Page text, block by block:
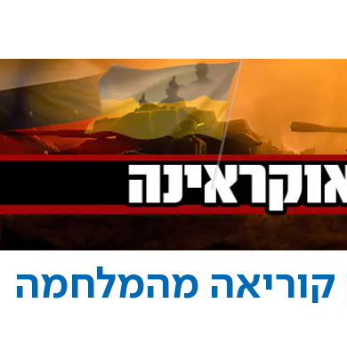
קוריאה מהמלחמה